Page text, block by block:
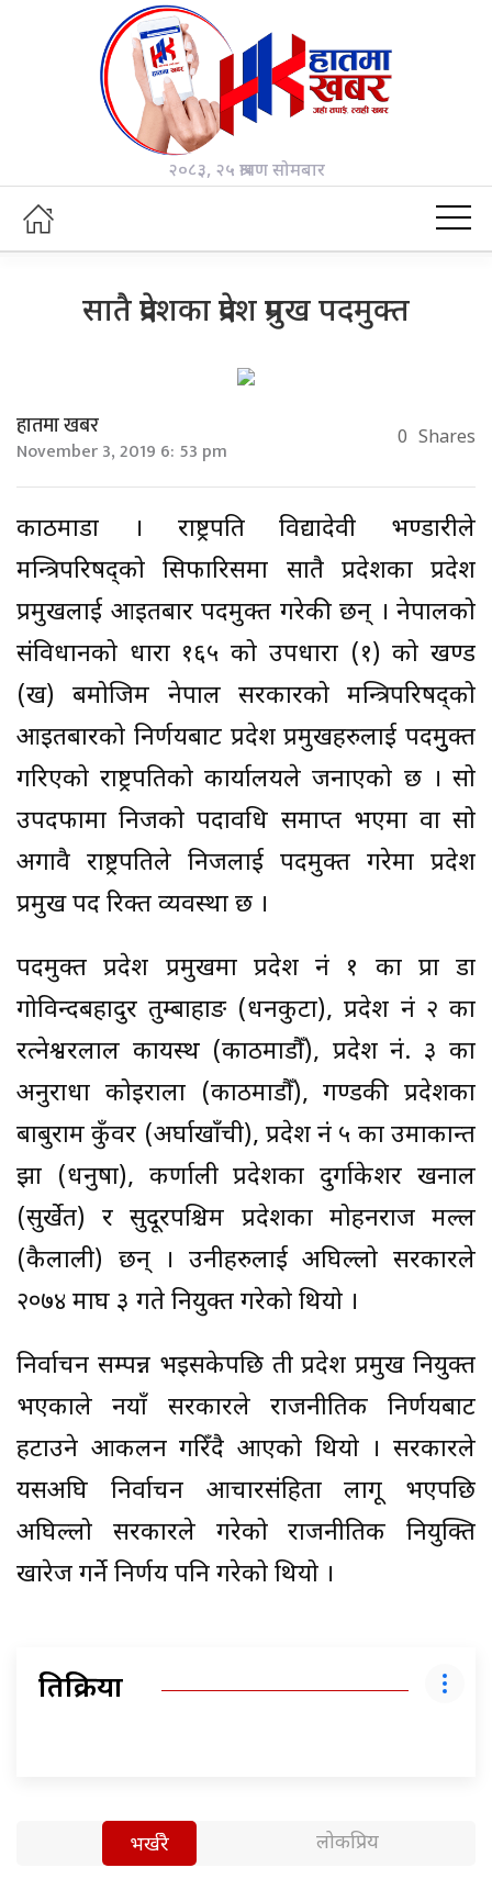
२०८३, २५ श्रावण सोमबार
सातै प्रदेशका प्रदेश प्रमुख पदमुक्त
हातमा खबर
November 3, 2019 6: 53 pm 0 Shares
काठमाडौं । राष्ट्रपति विद्यादेवी भण्डारीले
मन्त्रिपरिषद्को सिफारिसमा सातै प्रदेशका प्रदेश
प्रमुखलाई आइतबार पदमुक्त गरेकी छन् । नेपालको
संविधानको धारा १६५ को उपधारा (१) को खण्ड
(ख) बमोजिम नेपाल सरकारको मन्त्रिपरिषद्को
आइतबारको निर्णयबाट प्रदेश प्रमुखहरुलाई पदमुुक्त
गरिएको राष्ट्रपतिको कार्यालयले जनाएको छ । सो
उपदफामा निजको पदावधि समाप्त भएमा वा सो
अगावै राष्ट्रपतिले निजलाई पदमुक्त गरेमा प्रदेश
प्रमुख पद रिक्त व्यवस्था छ ।
पदमुक्त प्रदेश प्रमुखमा प्रदेश नं १ का प्रा डा
गोविन्दबहादुर तुम्बाहाङ (धनकुटा), प्रदेश नं २ का
रत्नेश्वरलाल कायस्थ (काठमाडौँ), प्रदेश नं. ३ का
अनुराधा कोइराला (काठमाडौँ), गण्डकी प्रदेशका
बाबुराम कुँवर (अर्घाखाँची), प्रदेश नं ५ का उमाकान्त
झा (धनुषा), कर्णाली प्रदेशका दुर्गाकेशर खनाल
(सुर्खेत) र सुदूरपश्चिम प्रदेशका मोहनराज मल्ल
(कैलाली) छन् । उनीहरुलाई अघिल्लो सरकारले
२०७४ माघ ३ गते नियुक्त गरेको थियो ।
निर्वाचन सम्पन्न भइसकेपछि ती प्रदेश प्रमुख नियुक्त
भएकाले नयाँ सरकारले राजनीतिक निर्णयबाट
हटाउने आकलन गरिँदै आएको थियो । सरकारले
यसअघि निर्वाचन आचारसंहिता लागू भएपछि
अघिल्लो सरकारले गरेको राजनीतिक नियुक्ति
खारेज गर्ने निर्णय पनि गरेको थियो ।
प्रतिक्रिया
भर्खरै लोकप्रिय